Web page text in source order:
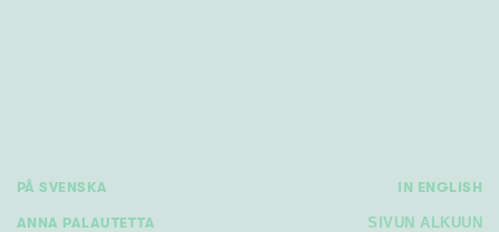
Ominaisuudet
Hissi
PÅ SVENSKA IN ENGLISH
ANNA PALAUTETTA SIVUN ALKUUN